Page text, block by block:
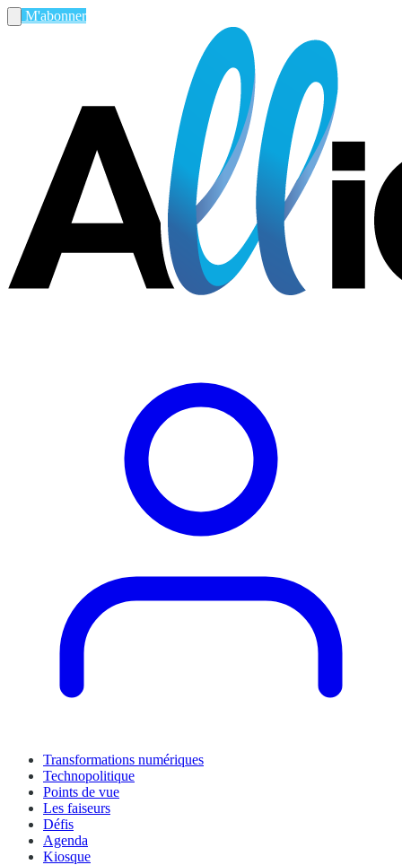
M'abonner
Transformations numériques
Technopolitique
Points de vue
Les faiseurs
Défis
Agenda
Kiosque